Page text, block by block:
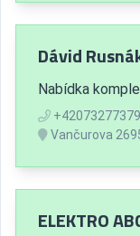
Dávid
Nabídka
Vančurova
ELEKTRO